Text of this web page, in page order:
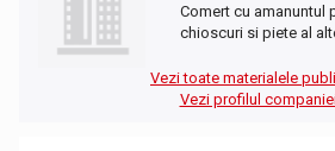
Comert cu amanuntul
chioscuri si piete al
Vezi toate materialele
Vezi profilul